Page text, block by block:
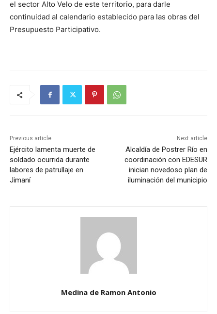
el sector Alto Velo de este territorio, para darle
continuidad al calendario establecido para las obras del
Presupuesto Participativo.
Previous article
Ejército lamenta muerte de
soldado ocurrida durante
labores de patrullaje en
Jimaní
Next article
Alcaldía de Postrer Río en
coordinación con EDESUR
inician novedoso plan de
iluminación del municipio
Medina de Ramon Antonio